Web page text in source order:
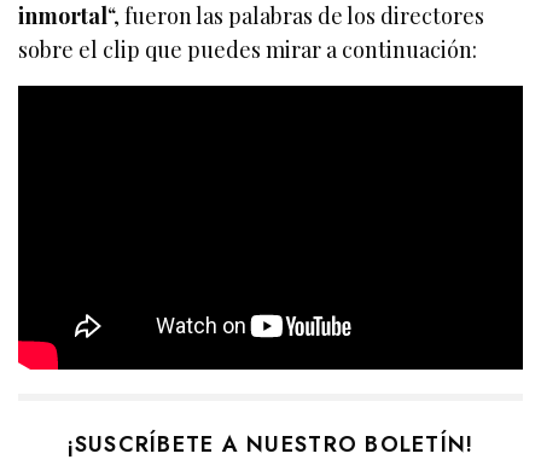
inmortal“, fueron las palabras de los directores
sobre el clip que puedes mirar a continuación:
¡SUSCRÍBETE A NUESTRO BOLETÍN!